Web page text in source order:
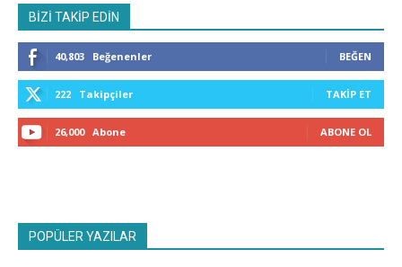
BİZİ TAKİP EDİN
40,803 Beğenenler BEĞEN
222 Takipçiler TAKIP ET
26,000 Abone ABONE OL
POPÜLER YAZILAR